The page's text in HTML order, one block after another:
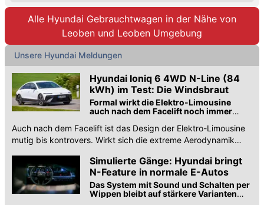
Alle Hyundai Gebrauchtwagen in der Nähe von
Leoben und Leoben Umgebung
Unsere Hyundai Meldungen
Hyundai Ioniq 6 4WD N-Line (84
kWh) im Test: Die Windsbraut
Formal wirkt die Elektro-Limousine
auch nach dem Facelift noch immer
Auch nach dem Facelift ist das Design der Elektro-Limousine
mutig bis kontrovers. Wirkt sich die extreme Aerodynamik
Simulierte Gänge: Hyundai bringt
N-Feature in normale E-Autos
Das System mit Sound und Schalten per
Wippen bleibt auf stärkere Varianten